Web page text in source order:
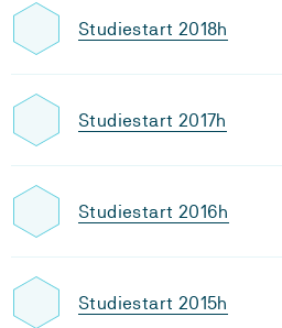
Studiestart 2018h
Studiestart 2017h
Studiestart 2016h
Studiestart 2015h